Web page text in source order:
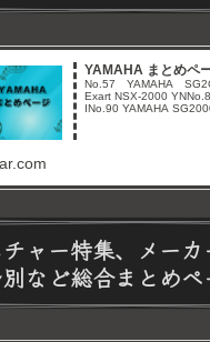
YAMAHA まとめペ
No.57 YAMAHA
Exart NSX-2000
INo.90 YAMAHA
ャー特集、メーカ
など総合まとめ